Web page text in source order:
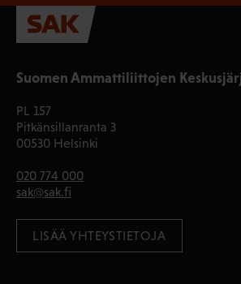
Suomen Ammattiliittojen
PL 157
Pitkänsillanranta 3
00530 Helsinki
020 774 000
sak@sak.fi
LISÄÄ YHTEYSTIETOJA